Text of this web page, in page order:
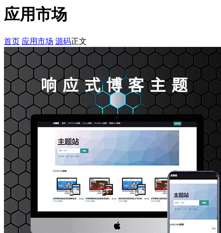
应用市场
首页 应用市场 源码正文